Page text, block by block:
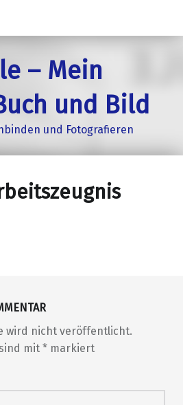
– Mein
und Bild
und Fotografieren
wird nicht veröffentlicht.
mit *markiert